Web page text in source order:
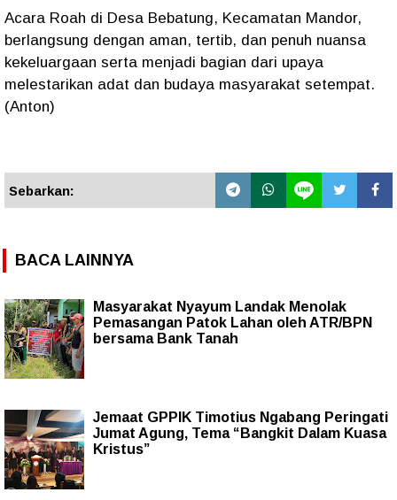
Acara Roah di Desa Bebatung, Kecamatan Mandor,
berlangsung dengan aman, tertib, dan penuh nuansa
kekeluargaan serta menjadi bagian dari upaya
melestarikan adat dan budaya masyarakat setempat.
(Anton)
Sebarkan:
BACA LAINNYA
Masyarakat Nyayum Landak Menolak
Pemasangan Patok Lahan oleh ATR/BPN
bersama Bank Tanah
Jemaat GPPIK Timotius Ngabang Peringati
Jumat Agung, Tema “Bangkit Dalam Kuasa
Kristus”